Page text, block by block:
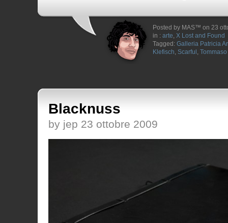
Posted by MAS™ on 23
in : arte, X Lost and Found
Tagged: Galleria Patricia
Klefisch, Scarful ,
Blacknuss
by jep 23 ottobre 2009